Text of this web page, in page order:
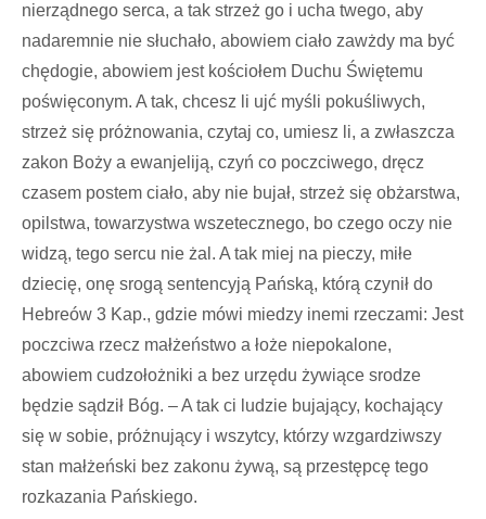
nierządnego serca, a tak strzeż go i ucha twego, aby
nadaremnie nie słuchało, abowiem ciało zawżdy ma być
chędogie, abowiem jest kościołem Duchu Świętemu
poświęconym. A tak, chcesz li ujć myśli pokuśliwych,
strzeż się próżnowania, czytaj co, umiesz li, a zwłaszcza
zakon Boży a ewanjeliją, czyń co poczciwego, dręcz
czasem postem ciało, aby nie bujał, strzeż się obżarstwa,
opilstwa, towarzystwa wszetecznego, bo czego oczy nie
widzą, tego sercu nie żal. A tak miej na pieczy, miłe
dziecię, onę srogą sentencyją Pańską, którą czynił do
Hebreów 3 Kap., gdzie mówi miedzy inemi rzeczami: Jest
poczciwa rzecz małżeństwo a łoże niepokalone,
abowiem cudzołożniki a bez urzędu żywiące srodze
będzie sądził Bóg. – A tak ci ludzie bujający, kochający
się w sobie, próżnujący i wszytcy, którzy wzgardziwszy
stan małżeński bez zakonu żywą, są przestępcę tego
rozkazania Pańskiego.